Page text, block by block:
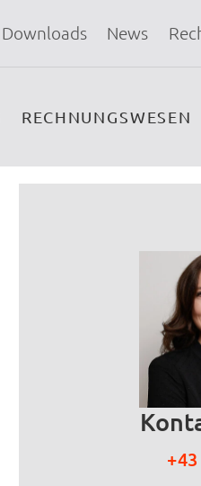
Downloads News
RECHNUNGSWESEN